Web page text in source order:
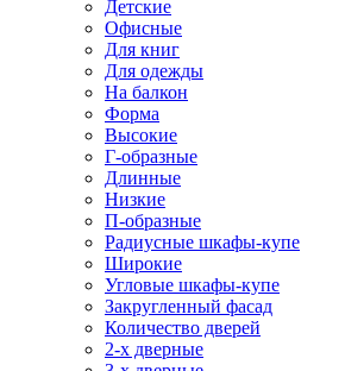
Детские
Офисные
Для книг
Для одежды
На балкон
Форма
Высокие
Г-образные
Длинные
Низкие
П-образные
Радиусные шкафы-купе
Широкие
Угловые шкафы-купе
Закругленный фасад
Количество дверей
2-х дверные